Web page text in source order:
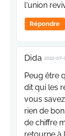
l'union
Répondre
Dida 2022-07-
Peug être
dit qui les
vous
rien de
de chiffre